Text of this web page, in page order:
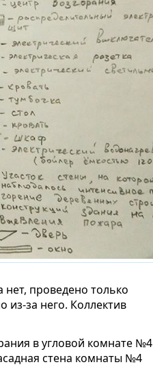
нет, проведено только
из-за него. Коллектив
в угловой комнате №4
стена комнаты №4